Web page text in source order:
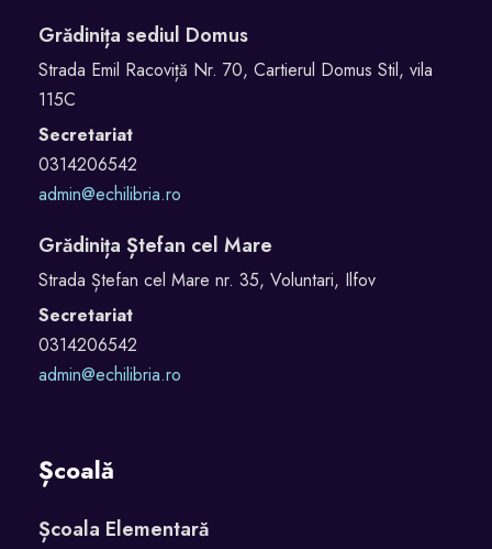
Grădinița sediul Domus
Strada Emil Racoviță Nr. 70, Cartierul Domus Stil, vila
115C
Secretariat
0314206542
admin@echilibria.ro
Grădinița Ștefan cel Mare
Strada Ștefan cel Mare nr. 35, Voluntari, Ilfov
Secretariat
0314206542
admin@echilibria.ro
Școală
Școala Elementară